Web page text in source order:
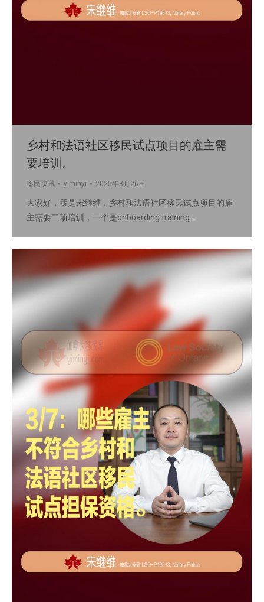
乡村和法语社区移民试点项目的雇主需
要培训。
移民快讯 yiminyi 2025年3月26日
大家好，我是宋继维，乡村和法语社区移民试点项目的雇
主需要二项培训，一个是onboarding training…